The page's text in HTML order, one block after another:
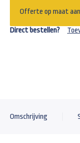
Offerte op maat
Direct bestellen?
Omschrijving